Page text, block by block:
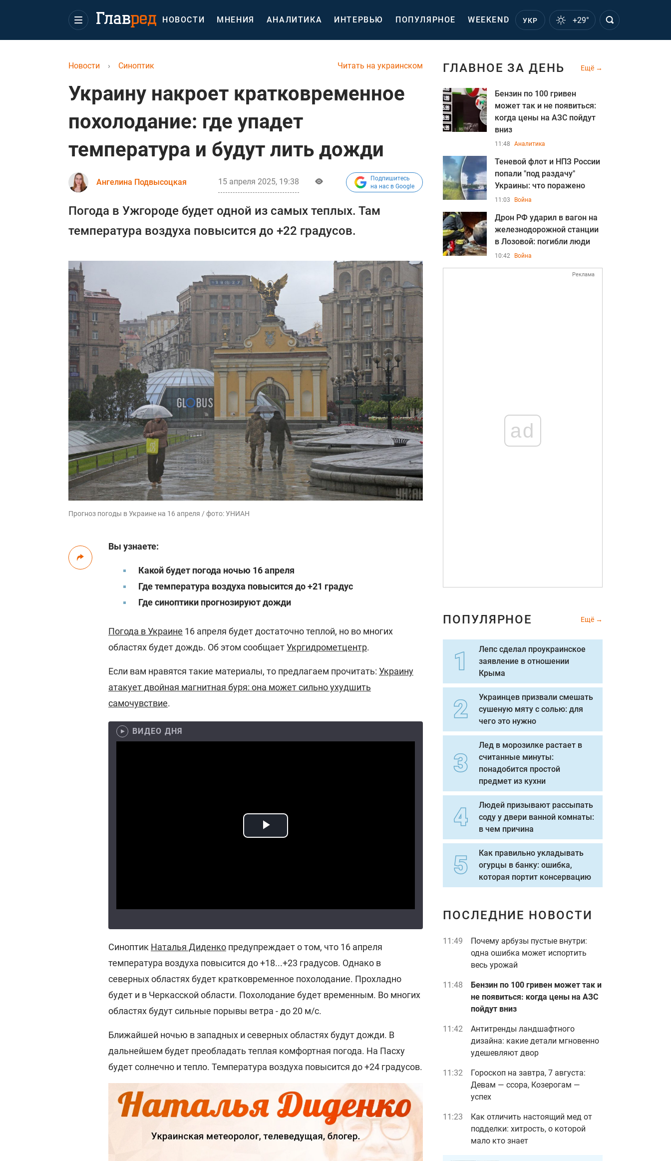
НОВОСТИ МНЕНИЯ АНАЛИТИКА ИНТЕРВЬЮ ПОПУЛЯРНОЕ WEEKEND УКР +29°
Читать на украинском
Новости › Синоптик
Украину накроет кратковременное
похолодание: где упадет
температура и будут лить дожди
Ангелина Подвысоцкая 15 апреля 2025, 19:38
Подпишитесь
на нас в Google
Погода в Ужгороде будет одной из самых теплых. Там
температура воздуха повысится до +22 градусов.
Прогноз погоды в Украине на 16 апреля / фото: УНИАН
Вы узнаете:
Какой будет погода ночью 16 апреля
Где температура воздуха повысится до +21 градус
Где синоптики прогнозируют дожди
Погода в Украине 16 апреля будет достаточно теплой, но во многих
областях будет дождь. Об этом сообщаетУкргидрометцентр.
Если вам нравятся такие материалы, то предлагаем прочитать: Украину
атакует двойная магнитная буря: она может сильно ухудшить
самочувствие.
ВИДЕО ДНЯ
Синоптик Наталья Диденко предупреждает о том, что 16 апреля
температура воздуха повысится до +18...+23 градусов. Однако в
северных областях будет кратковременное похолодание. Прохладно
будет и в Черкасской области. Похолодание будет временным. Во многих
областях будут сильные порывы ветра - до 20 м/с.
Ближайшей ночью в западных и северных областях будут дожди. В
дальнейшем будет преобладать теплая комфортная погода. На Пасху
будет солнечно и тепло. Температура воздуха повысится до +24 градусов.
ГЛАВНОЕ ЗА ДЕНЬ Ещё
Бензин по 100 гривен
может так и не появиться:
когда цены на АЗС пойдут
вниз
11:48 Аналитика
Теневой флот и НПЗ России
попали "под раздачу"
Украины: что поражено
11:03 Война
Дрон РФ ударил в вагон на
железнодорожной станции
в Лозовой: погибли люди
10:42 Война
Реклама
ad
ПОПУЛЯРНОЕ Ещё
Лепс сделал проукраинское
заявление в отношении
Крыма
Украинцев призвали смешать
сушеную мяту с солью: для
чего это нужно
Лед в морозилке растает в
считанные минуты:
понадобится простой
предмет из кухни
Людей призывают рассыпать
соду у двери ванной комнаты:
в чем причина
Как правильно укладывать
огурцы в банку: ошибка,
которая портит консервацию
ПОСЛЕДНИЕ НОВОСТИ
11:49
Почему арбузы пустые внутри:
одна ошибка может испортить
весь урожай
11:48
Бензин по 100 гривен может так и
не появиться: когда цены на АЗС
пойдут вниз
11:42
Антитренды ландшафтного
дизайна: какие детали мгновенно
удешевляют двор
11:32
Гороскоп на завтра, 7 августа:
Девам — ссора, Козерогам —
успех
11:23
Как отличить настоящий мед от
подделки: хитрость, о которой
мало кто знает